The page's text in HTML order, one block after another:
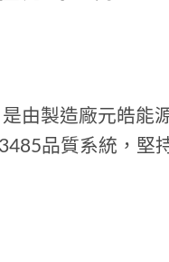
由製造廠元皓能
品質系統，堅